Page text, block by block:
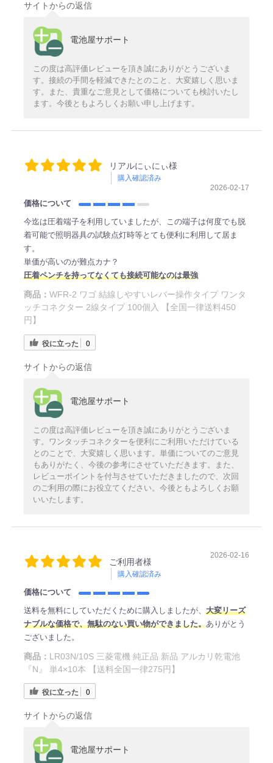
サイトからの返信
電池屋サポート
この度は高評価レビューを頂き誠にありがとうございま
す。接続の手間を軽減できたとのこと、大変嬉しく思いま
す。また、貴重なご意見として価格についても検討いたし
ます。今後ともよろしくお願い申し上げます。
リアルにぃにぃ様
購入確認済み
2026-02-17
価格について
今迄は圧着端子を利用していましたが、この端子は何度でも脱
着可能で照明器具の試験点灯時等とても便利に利用して居ま
す。
単価が高いのが難点カナ？
圧着ペンチを持ってなくても接続可能なのは最強
商品： WFR-2 ワゴ 結線しやすいレバー操作タイプ ワンタ
ッチコネクター 2線タイプ 100個入 【全国一律送料450
円】
役に立った 0
サイトからの返信
電池屋サポート
この度は高評価レビューを頂き誠にありがとうございま
す。ワンタッチコネクターを便利にご利用いただけている
とのことで、大変嬉しく思います。単価についてのご意見
もありがたく、今後の参考にさせていただきます。また、
レビューポイントを付与させていただきましたので、次回
のご利用の際にお役立てください。今後ともよろしくお願
いいたします。
ご利用者様
購入確認済み
2026-02-16
価格について
送料を無料にしていただくために購入しましたが、 大変リーズ
ナブルな価格で、無駄のない買い物ができました。ありがとう
ございました。
商品： LR03N/10S 三菱電機 純正品 新品 アルカリ乾電池
『N』 単4×10本 【送料全国一律275円】
役に立った 0
サイトからの返信
電池屋サポート